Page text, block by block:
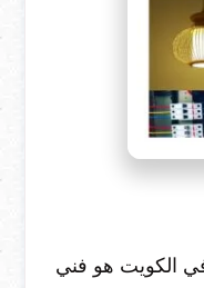
الكويت هو فني